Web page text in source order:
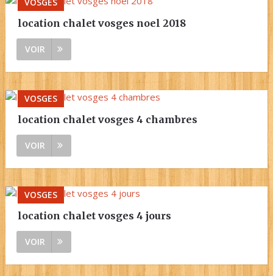
location chalet vosges noel 2018
VOIR
VOSGES
location chalet vosges 4 chambres
VOIR
VOSGES
location chalet vosges 4 jours
VOIR